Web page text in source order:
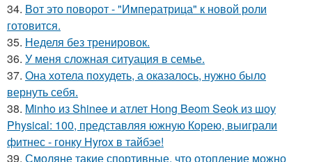
34. Вот это поворот - "Императрица" к новой роли
готовится.
35. Неделя без тренировок.
36. У меня сложная ситуация в семье.
37. Она хотела похудеть, а оказалось, нужно было
вернуть себя.
38. Minho из Shinee и атлет Hong Beom Seok из шоу
Physical: 100, представляя южную Корею, выиграли
фитнес - гонку Hyrox в тайбэе!
39. Смоляне такие спортивные, что отопление можно